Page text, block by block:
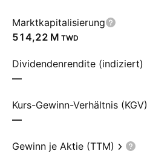
Marktkapitalisierung
‪514,22 M‬ TWD
Dividendenrendite (indiziert)
—
Kurs-Gewinn-Verhältnis (KGV)
—
Gewinn je Aktie (TTM)